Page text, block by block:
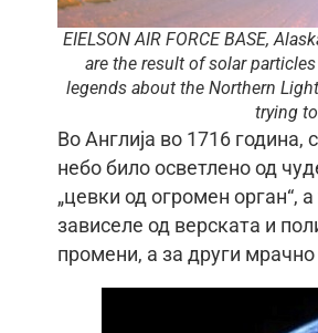
EIELSON AIR FORCE BASE,
are the result of solar
legends about the Northern
trying
Во Англија во 1716
небо било осветлено од
„цевки од огромен орган“,
зависеле од верската и
промени, а за други